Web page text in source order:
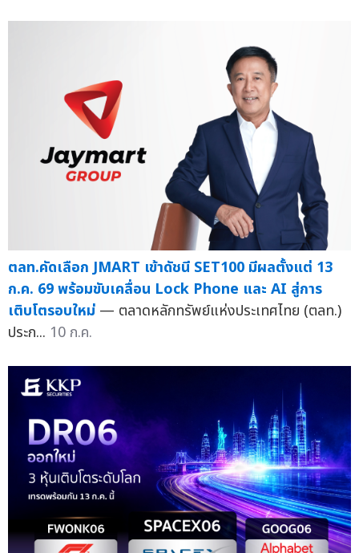
ตลท.คัดเลือก JMART เข้าดัชนี SET100 มีผลตั้งแต่ 13
ก.ค. 69 พร้อมขับเคลื่อน Lock Phone และ AI สู่การ
เติบโตรอบใหม่ — ตลาดหลักทรัพย์แห่งประเทศไทย (ตลท.)
ประก... 10 ก.ค.